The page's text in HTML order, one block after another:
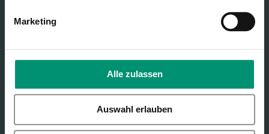
Marketing
Alle zulassen
Auswahl erlauben
+49 221 64000780
Lass' uns Freunde sein